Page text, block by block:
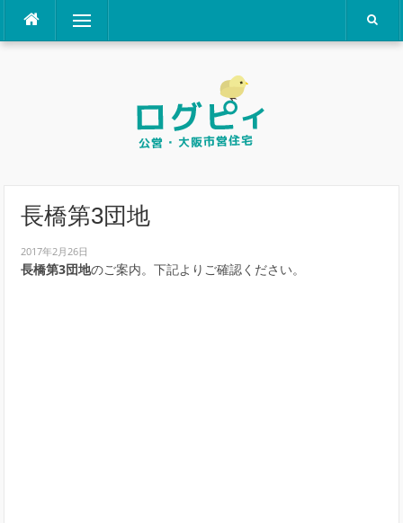
テ
メニュー
長橋第3団地
2017年2月26日
長橋第3団地のご案内。下記よりご確認ください。